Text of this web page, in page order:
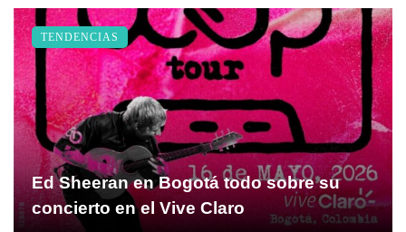
Ed Sheeran en Bogotá todo sobre su
concierto en el Vive Claro
TENDENCIAS